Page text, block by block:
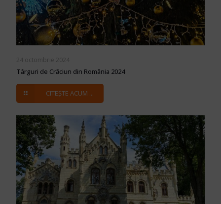
24 octombrie 2024
Târguri de Crăciun din România 2024
CITEȘTE ACUM ...